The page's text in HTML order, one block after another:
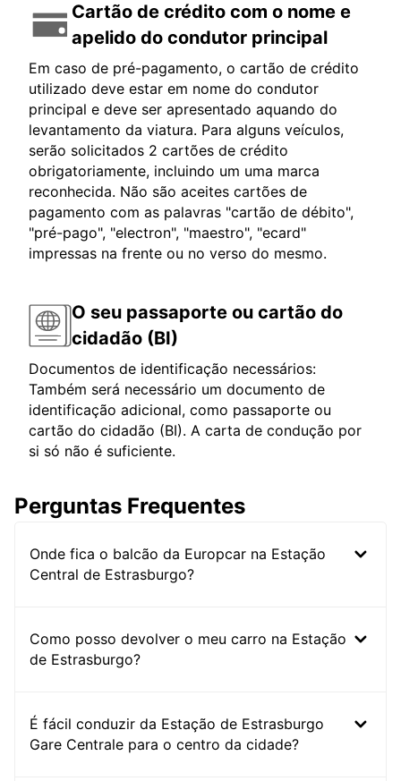
Cartão de crédito com o nome e
apelido do condutor principal
Em caso de pré-pagamento, o cartão de crédito
utilizado deve estar em nome do condutor
principal e deve ser apresentado aquando do
levantamento da viatura. Para alguns veículos,
serão solicitados 2 cartões de crédito
obrigatoriamente, incluindo um uma marca
reconhecida. Não são aceites cartões de
pagamento com as palavras "cartão de débito",
"pré-pago", "electron", "maestro", "ecard"
impressas na frente ou no verso do mesmo.
O seu passaporte ou cartão do
cidadão (BI)
Documentos de identificação necessários:
Também será necessário um documento de
identificação adicional, como passaporte ou
cartão do cidadão (BI). A carta de condução por
si só não é suficiente.
Perguntas Frequentes
Onde fica o balcão da Europcar na Estação
Central de Estrasburgo?
Como posso devolver o meu carro na Estação
de Estrasburgo?
É fácil conduzir da Estação de Estrasburgo
Gare Centrale para o centro da cidade?